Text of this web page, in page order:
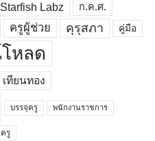
Starfish Labz ก.ค.ศ.
ครูผู้ช่วย คุรุสภา คู่มือ
หลด
ทียนทอง
บรรจุครู พนักงานราชการ
รู